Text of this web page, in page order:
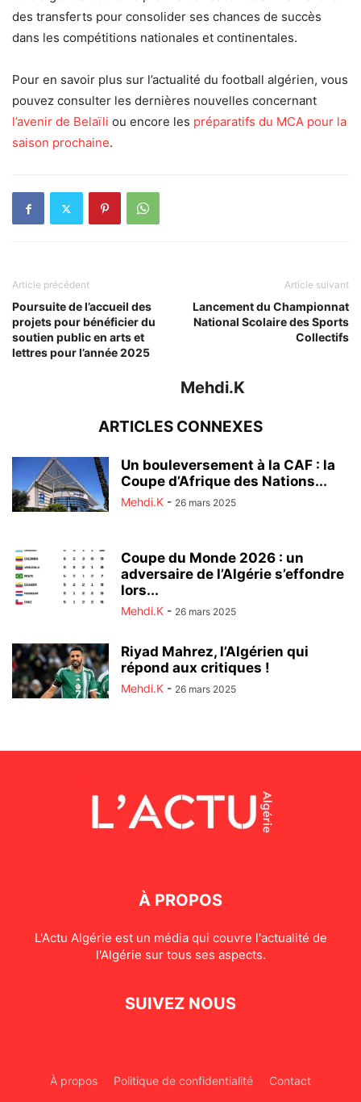
des transferts pour consolider ses chances de succès
dans les compétitions nationales et continentales.
Pour en savoir plus sur l’actualité du football algérien, vous
pouvez consulter les dernières nouvelles concernant
l’avenir de Belaïli ou encore les préparatifs du MCA pour la
saison prochaine.
Article précédent
Poursuite de l’accueil des
projets pour bénéficier du
soutien public en arts et
lettres pour l’année 2025
Article suivant
Lancement du Championnat
National Scolaire des Sports
Collectifs
Mehdi.K
ARTICLES CONNEXES
Un bouleversement à la CAF : la
Coupe d’Afrique des Nations...
Mehdi.K - 26 mars 2025
Coupe du Monde 2026 : un
adversaire de l’Algérie s’effondre
lors...
Mehdi.K - 26 mars 2025
Riyad Mahrez, l’Algérien qui
répond aux critiques !
Mehdi.K - 26 mars 2025
À PROPOS
L'Actu Algérie est un média qui couvre l'actualité de
l'Algérie sur tous ses aspects.
SUIVEZ NOUS
À propos Politique de confidentialité Contact